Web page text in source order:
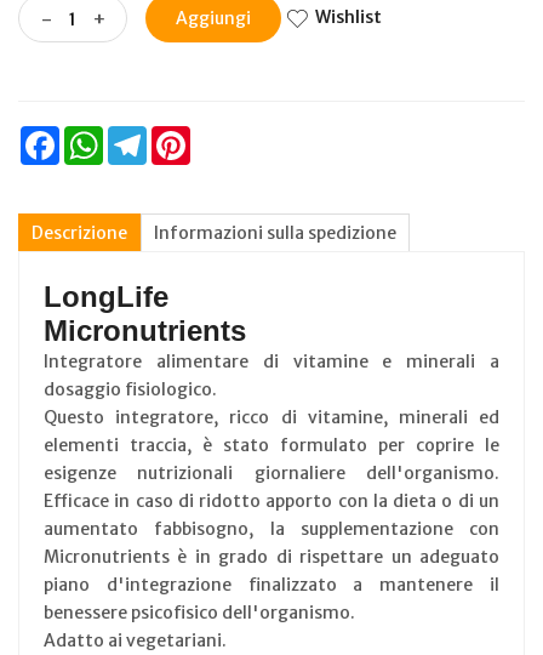
- + Aggiungi Wishlist
FacebookWhatsAppTelegram
Descrizione Informazioni sulla spedizione
LongLife
Micronutrients
Integratore alimentare di vitamine e minerali a
dosaggio fisiologico.
Questo integratore, ricco di vitamine, minerali ed
elementi traccia, è stato formulato per coprire le
esigenze nutrizionali giornaliere dell'organismo.
Efficace in caso di ridotto apporto con la dieta o di un
aumentato fabbisogno, la supplementazione con
Micronutrients è in grado di rispettare un adeguato
piano d'integrazione finalizzato a mantenere il
benessere psicofisico dell'organismo.
Adatto ai vegetariani.